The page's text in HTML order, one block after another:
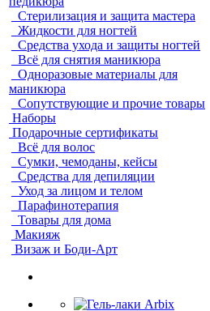
Стерилизация и защита мастера
Жидкости для ногтей
Средства ухода и защиты ногтей
Всё для снятия маникюра
Одноразовые материалы для
маникюра
Сопутствующие и прочие товары
Наборы
Подарочные сертификаты
Всё для волос
Сумки, чемоданы, кейсы
Средства для депиляции
Уход за лицом и телом
Парафинотерапия
Товары для дома
Макияж
Визаж и Боди-Арт